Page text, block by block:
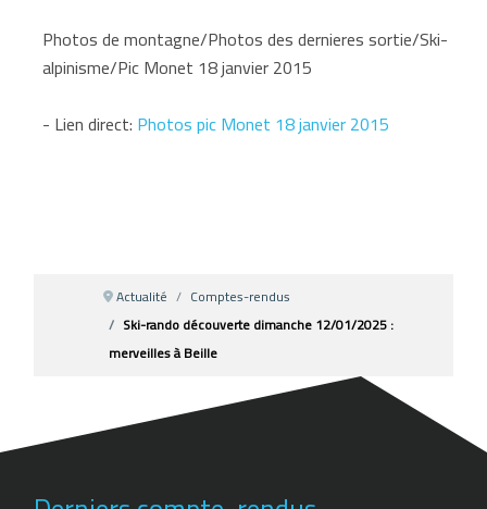
Photos de montagne/Photos des dernieres sortie/Ski-
alpinisme/Pic Monet 18 janvier 2015
- Lien direct: Photos pic Monet 18 janvier 2015
Actualité
Comptes-rendus
Ski-rando découverte dimanche 12/01/2025 :
merveilles à Beille